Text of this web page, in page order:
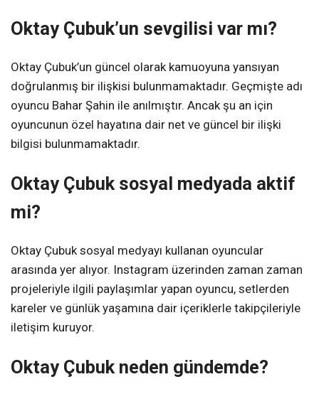
Oktay Çubuk’un sevgilisi var mı?
Oktay Çubuk’un güncel olarak kamuoyuna yansıyan
doğrulanmış bir ilişkisi bulunmamaktadır. Geçmişte adı
oyuncu Bahar Şahin ile anılmıştır. Ancak şu an için
oyuncunun özel hayatına dair net ve güncel bir ilişki
bilgisi bulunmamaktadır.
Oktay Çubuk sosyal medyada aktif
mi?
Oktay Çubuk sosyal medyayı kullanan oyuncular
arasında yer alıyor. Instagram üzerinden zaman zaman
projeleriyle ilgili paylaşımlar yapan oyuncu, setlerden
kareler ve günlük yaşamına dair içeriklerle takipçileriyle
iletişim kuruyor.
Oktay Çubuk neden gündemde?